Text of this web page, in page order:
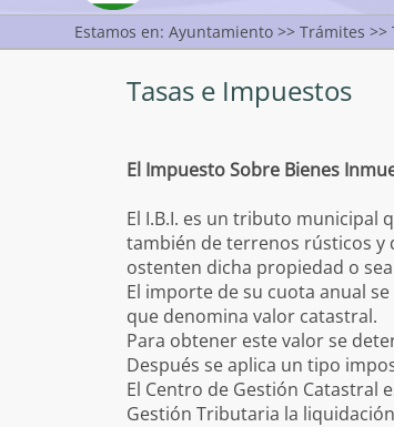
Inicio
Bienvenida
Junta de Gobierno
Expedientes en Exposición Pública
Adjudicaciones
Estamos en: Ayuntamiento >> Trámites >>
Tasas e Impuestos
El Impuesto Sobre Bienes
El I.B.I. es un tributo municipal
también de terrenos rústicos y
ostenten dicha propiedad o
El importe de su cuota anual
que denomina valor catastral.
Para obtener este valor se
Después se aplica un tipo
El Centro de Gestión Catastral
Gestión Tributaria la